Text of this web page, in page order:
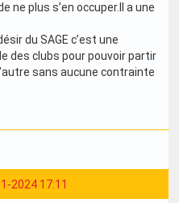
ne plus s’en occuper.Il a une
du SAGE c’est une
des clubs pour pouvoir partir
sans aucune contrainte
2024 17:11